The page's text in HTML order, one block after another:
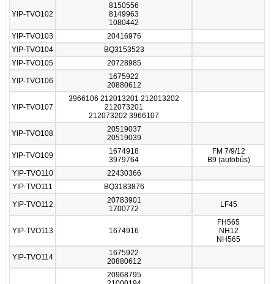
YIP-TVO102
8150556
8149963
1080442
YIP-TVO103
20416976
YIP-TVO104
BQ3153523
YIP-TVO105
20728985
YIP-TVO106
1675922
20880612
YIP-TVO107
3966106 212013201 212013202
212073201
212073202 3966107
YIP-TVO108
20519037
20519039
YIP-TVO109
1674918
3979764
FM 7/9/12
B9 (autobús)
YIP-TVO110
22430366
YIP-TVO111
BQ3183876
YIP-TVO112
20783901
1700772
LF45
YIP-TVO113 1674916
FH565
NH12
NH565
YIP-TVO114
1675922
20880612
20968795